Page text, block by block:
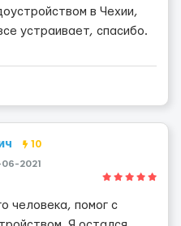
в Чехии,
устраивает, спасибо.
10
2021
человека, помог с